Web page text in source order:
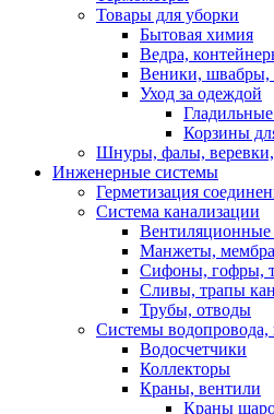
Товары для уборки
Бытовая химия
Ведра,
Веники, швабры,
Уход за одеждой
Корзины
Шнуры, фалы,
Инженерные системы
Герметизация
Система канализации
Манжеты,
Сифоны, гофры,
Сливы, трапы
Трубы, отводы
Системы водопровода,
Водосчетчики
Коллекторы
Краны, вентили
Краны